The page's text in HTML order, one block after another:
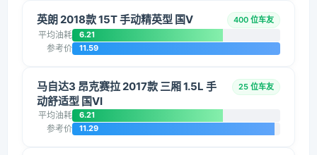
英朗 2018款 15T 手动精英型 国V 400 位车友
平均油耗 6.21
参考价 11.59
马自达3 昂克赛拉 2017款 三厢 1.5L 手
动舒适型 国VI
25 位车友
平均油耗 6.21
参考价 11.29